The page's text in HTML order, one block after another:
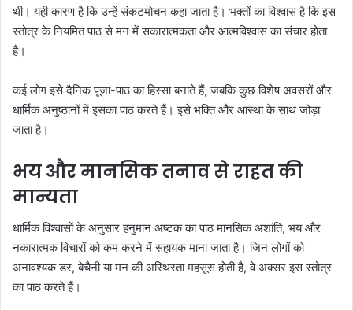
थी। यही कारण है कि उन्हें संकटमोचन कहा जाता है। भक्तों का विश्वास है कि इस
स्तोत्र के नियमित पाठ से मन में सकारात्मकता और आत्मविश्वास का संचार होता
है।
कई लोग इसे दैनिक पूजा-पाठ का हिस्सा बनाते हैं, जबकि कुछ विशेष अवसरों और
धार्मिक अनुष्ठानों में इसका पाठ करते हैं। इसे भक्ति और आस्था के साथ जोड़ा
जाता है।
भय और मानसिक तनाव से राहत की
मान्यता
धार्मिक विश्वासों के अनुसार हनुमान अष्टक का पाठ मानसिक अशांति, भय और
नकारात्मक विचारों को कम करने में सहायक माना जाता है। जिन लोगों को
अनावश्यक डर, बेचैनी या मन की अस्थिरता महसूस होती है, वे अक्सर इस स्तोत्र
का पाठ करते हैं।